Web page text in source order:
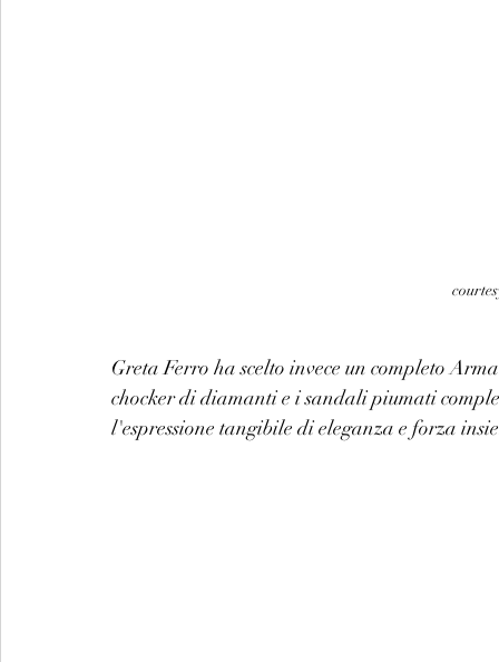
Greta Ferro ha scelto invece un completo
chocker di diamanti e i sandali piumati
l'espressione tangibile di eleganza e forza